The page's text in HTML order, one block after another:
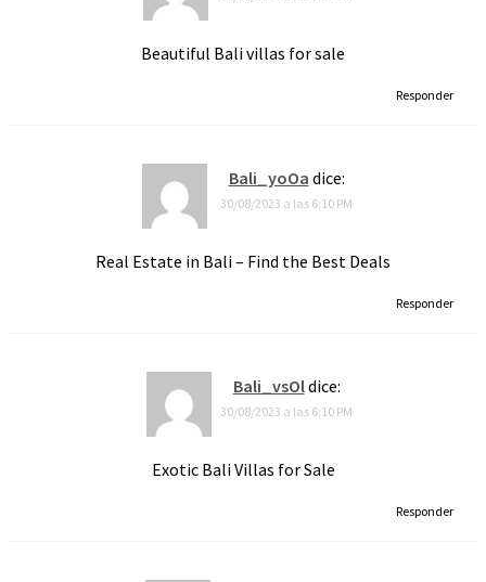
Beautiful Bali villas for sale
Responder
Bali_yoOa dice:
30/08/2023 a las 6:10 PM
Real Estate in Bali – Find the Best Deals
Responder
Bali_vsOldice:
30/08/2023 a las 6:10 PM
Exotic Bali Villas for Sale
Responder